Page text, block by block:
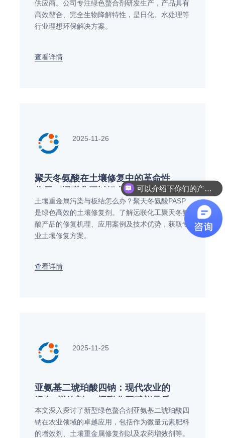
供应商。公司专注绿色螯合剂研发生产，产品具有
高效螯合、完全生物降解特性，是日化、水处理等
行业理想环保解决方案。
查看详情
2025-11-26
聚天冬氨酸在土壤修复中的革命性
作用，远联化工以绿色科技守护沃
土
土壤重金属污染与板结怎么办？聚天冬氨酸PASP
是绿色高效的土壤修复剂。了解远联化工聚天冬氨
酸产品的修复机理、应用案例及技术优势，获取专
业土壤修复方案。
查看详情
2025-11-25
亚氨基二琥珀酸四钠：现代农业的
农业新未来
本文深入探讨了新型绿色螯合剂亚氨基二琥珀酸四
钠在农业领域的卓越应用，包括作为微量元素肥料
的增效剂、土壤重金属修复剂以及农药增效剂等。
可以介绍下你们的产品么